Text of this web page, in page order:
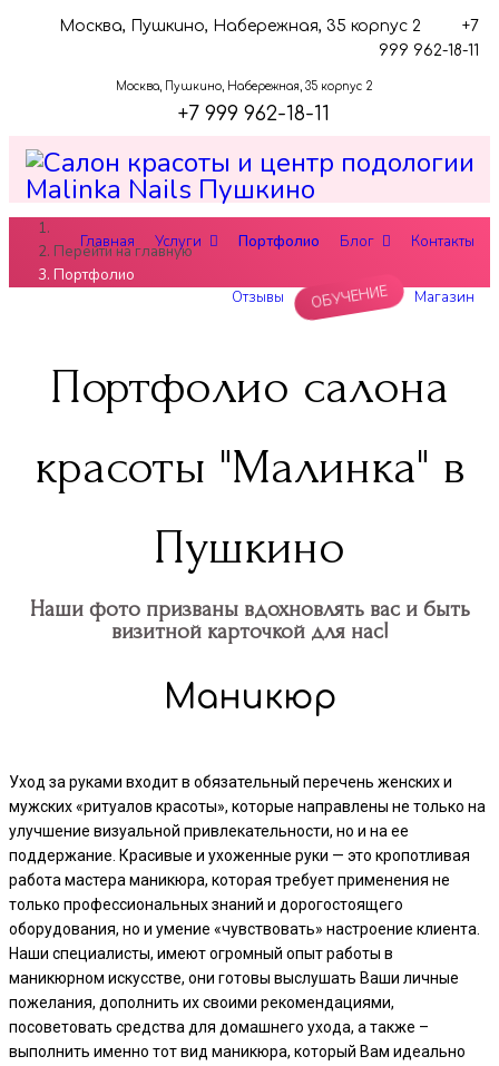
Москва, Пушкино, Набережная, 35 корпус 2
+7
999 962-18-11
Москва, Пушкино, Набережная, 35 корпус 2
+7 999 962-18-11
Главная Услуги Портфолио Блог Контакты
Отзывы ОБУЧЕНИЕ Магазин
Перейти на главную
Портфолио
Портфолио салона
красоты "Малинка" в
Пушкино
Наши фото призваны вдохновлять вас и быть
визитной карточкой для нас!
Маникюр
Уход за руками входит в обязательный перечень женских и
мужских «ритуалов красоты», которые направлены не только на
улучшение визуальной привлекательности, но и на ее
поддержание. Красивые и ухоженные руки — это кропотливая
работа мастера маникюра, которая требует применения не
только профессиональных знаний и дорогостоящего
оборудования, но и умение «чувствовать» настроение клиента.
Наши специалисты, имеют огромный опыт работы в
маникюрном искусстве, они готовы выслушать Ваши личные
пожелания, дополнить их своими рекомендациями,
посоветовать средства для домашнего ухода, а также –
выполнить именно тот вид маникюра, который Вам идеально